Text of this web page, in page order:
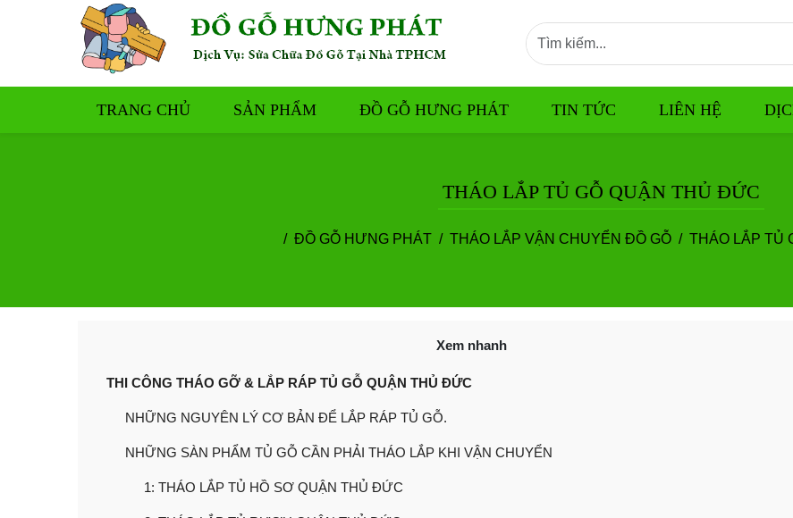
TRANG CHỦ SẢN PHẨM ĐỒ GỖ HƯNG PHÁT TIN TỨC LIÊN HỆ
THÁO LẮP TỦ GỖ QUẬN THỦ ĐỨC
ĐỒ GỖ HƯNG PHÁT THÁO LẮP VẬN CHUYỂN ĐỒ GỖ THÁO LẮP TỦ
Xem nhanh
​​​THI CÔNG THÁO GỠ & LẮP RÁP TỦ GỖ QUẬN THỦ ĐỨC
NHỮNG NGUYÊN LÝ CƠ BẢN ĐỂ LẮP RÁP TỦ GỖ.
NHỮNG SÀN PHẨM TỦ GỖ CẦN PHẢI THÁO LẮP KHI VẬN CHUYỂN
1: THÁO LẮP TỦ HỒ SƠ QUẬN THỦ ĐỨC